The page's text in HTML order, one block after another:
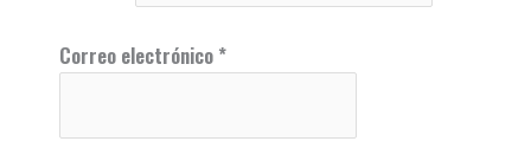
Correo electrónico *